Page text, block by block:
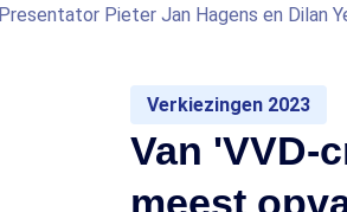
Presentator Pieter Jan Hagens en Dilan
Verkiezingen 2023
Van 'VVD-
meest